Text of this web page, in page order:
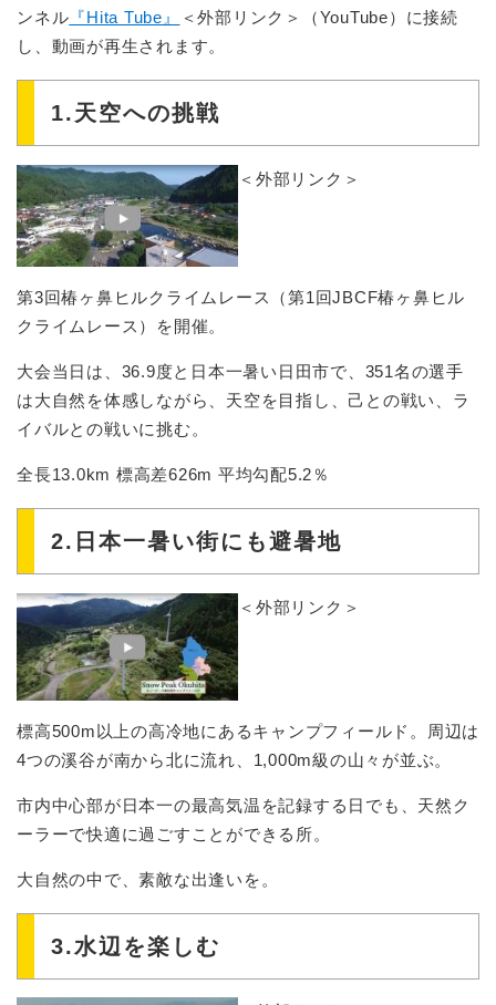
ンネル 『Hita Tube』 ＜外部リンク＞
（YouTube）に接続
し、動画が再生されます。
1.天空への挑戦
＜外部リンク＞
第3回椿ヶ鼻ヒルクライムレース（第1回JBCF椿ヶ鼻ヒル
クライムレース）を開催。
大会当日は、36.9度と日本一暑い日田市で、351名の選手
は大自然を体感しながら、天空を目指し、己との戦い、ラ
イバルとの戦いに挑む。
全長13.0km 標高差626m 平均勾配5.2％
2.日本一暑い街にも避暑地
＜外部リンク＞
標高500m以上の高冷地にあるキャンプフィールド。周辺は
4つの溪谷が南から北に流れ、1,000m級の山々が並ぶ。
市内中心部が日本一の最高気温を記録する日でも、天然ク
ーラーで快適に過ごすことができる所。
大自然の中で、素敵な出逢いを。
3.水辺を楽しむ